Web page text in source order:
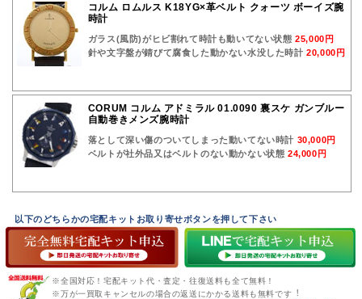
コルム ロムルス K18YG×革ベルト クォーツ ボーイズ腕
時計
ガラス(風防)がヒビ割れて時計も動いてない状態25,000円
針や文字盤が錆びて腐食した動かない水没した時計20,000円
CORUM コルム アドミラル 01.0090 裏スケ ガンブルー
自動巻きメンズ腕時計
落として深い傷のついてしまった動いてない時計 30,000円
ベルトが社外品又はベルトのない動かない状態24,000円
以下のどちらかの宅配キットお取り寄せボタンを押して下さい
※全国対応！宅配キット代・査定・往復送料も全て無料！
※万が一買取キャンセルの場合の返送にかかる送料も無料です︕